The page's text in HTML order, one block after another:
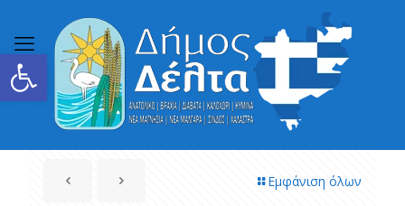
Ανοίξτε τη γραμμή εργαλείων
Εμφάνιση όλων